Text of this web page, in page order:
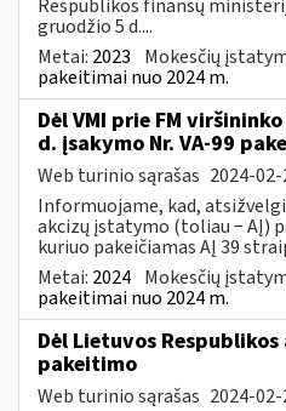
Respublikos finansų
gruodžio 5 d....
Metai: 2023 Mokesčių
pakeitimai nuo 2024 m.
Dėl VMI prie FM
d. įsakymo Nr. VA-99
Web turinio sąrašas 2024-02-
Informuojame, kad,
akcizų įstatymo (toliau − AĮ)
kuriuo pakeičiamas AĮ 39
Metai: 2024 Mokesčių
pakeitimai nuo 2024 m.
Dėl Lietuvos
pakeitimo
Web turinio sąrašas 2024-